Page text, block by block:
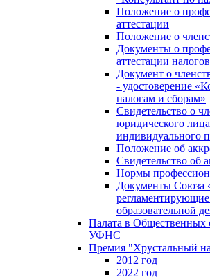
Положение о
аттестации
Положение о
Документы о
аттестации
Документ о
- удостоверение
налогам и сборам»
Свидетельство о
юридического
индивидуального
Положение об
Свидетельство об
Нормы
Документы Союза
образовательной
Палата в
УФНС
Премия "Хрустальный
2012 год
2022 год